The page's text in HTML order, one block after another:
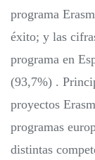
programa
éxito; y las
programa en
(93,7%) .
proyectos
programas
distintas